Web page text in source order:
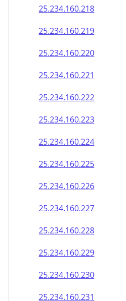
25.234.160.218
25.234.160.219
25.234.160.220
25.234.160.221
25.234.160.222
25.234.160.223
25.234.160.224
25.234.160.225
25.234.160.226
25.234.160.227
25.234.160.228
25.234.160.229
25.234.160.230
25.234.160.231